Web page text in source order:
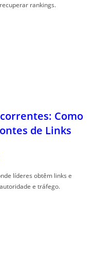
rankings.
Como
de Links
líderes obtêm links e
e tráfego.